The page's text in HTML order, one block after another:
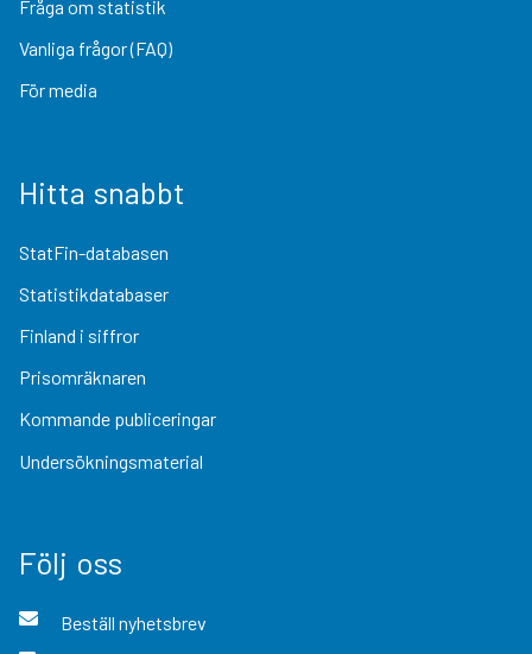
Fråga om statistik
Vanliga frågor (FAQ)
För media
Hitta snabbt
StatFin-databasen
Statistikdatabaser
Finland i siffror
Prisomräknaren
Kommande publiceringar
Undersökningsmaterial
Följ oss
Beställ nyhetsbrev